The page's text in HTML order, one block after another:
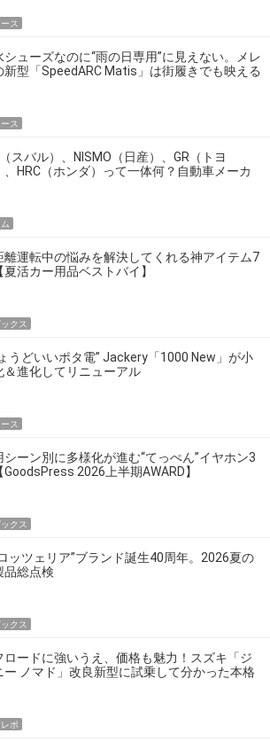
ス
シューズなのに“雨の日専用”に見えない。メレ
新型「SpeedARC Matis」は街履きでも映える
ス
スバル）、NISMO（日産）、GR（トヨ
、HRC（ホンダ）って一体何？自動車メーカ
離運転中の悩みを解決してくれる神アイテム7
夏活カー用品ベストバイ】
ックス
うどいいポタ電” Jackery「1000 New」が小
＆進化してリニューアル
ス
シーン別に多様化が進む“てっぺん”イヤホン3
GoodsPress 2026上半期AWARD】
ックス
ッツェリア”ブランド誕生40周年。2026夏の
品総点検
ックス
ロードに強いうえ、価格も魅力！スズキ「ジ
ー ノマド」改良新型に試乗して分かった本格
ポ